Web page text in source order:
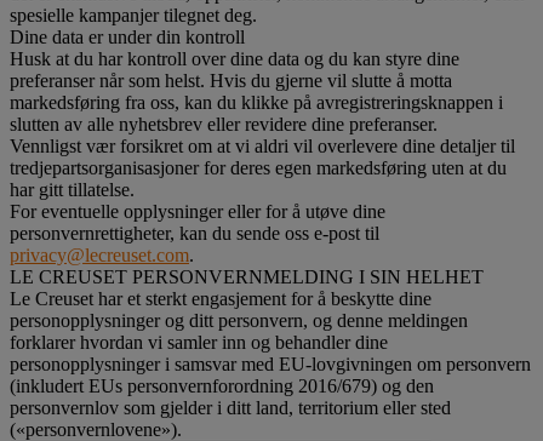
spesielle kampanjer tilegnet deg.
Dine data er under din kontroll
Husk at du har kontroll over dine data og du kan styre dine
preferanser når som helst. Hvis du gjerne vil slutte å motta
markedsføring fra oss, kan du klikke på avregistreringsknappen i
slutten av alle nyhetsbrev eller revidere dine preferanser.
Vennligst vær forsikret om at vi aldri vil overlevere dine detaljer til
tredjepartsorganisasjoner for deres egen markedsføring uten at du
har gitt tillatelse.
For eventuelle opplysninger eller for å utøve dine
personvernrettigheter, kan du sende oss e-post til
privacy@lecreuset.com.
LE CREUSET PERSONVERNMELDING I SIN HELHET
Le Creuset har et sterkt engasjement for å beskytte dine
personopplysninger og ditt personvern, og denne meldingen
forklarer hvordan vi samler inn og behandler dine
personopplysninger i samsvar med EU-lovgivningen om personvern
(inkludert EUs personvernforordning 2016/679) og den
personvernlov som gjelder i ditt land, territorium eller sted
(«personvernlovene»).